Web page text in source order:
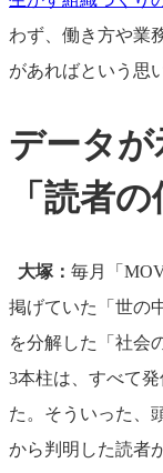
わず、働き方や業
があればという思
データが
「読者の
大塚： 毎月「
掲げていた「世の
を分解した「社会
3本柱は、すべて
た。そういった、
から判明した読者